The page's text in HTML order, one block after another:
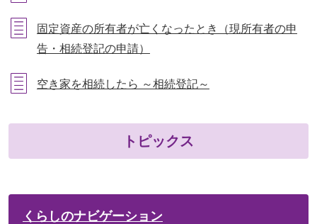
固定資産の所有者が亡くなったとき（現所有者の申
告・相続登記の申請）
空き家を相続したら ～相続登記～
トピックス
くらしのナビゲーション